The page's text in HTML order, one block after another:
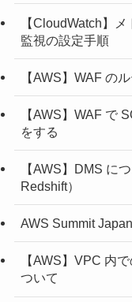
【CloudWatch】
監視の設定手順
【AWS】WAF の
【AWS】WAF で
をする
【AWS】DMS に
Redshift）
AWS Summit
【AWS】VPC 内
ついて